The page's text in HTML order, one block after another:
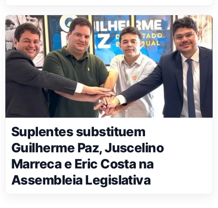
Suplentes substituem
Guilherme Paz, Juscelino
Marreca e Eric Costa na
Assembleia Legislativa